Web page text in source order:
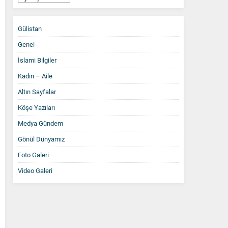
Arşiv
Gülistan
Genel
İslami Bilgiler
Kadın – Aile
Altın Sayfalar
Köşe Yazıları
Medya Gündem
Gönül Dünyamız
Foto Galeri
Video Galeri